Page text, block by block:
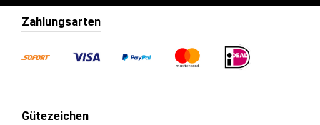
Zahlungsarten
Gütezeichen